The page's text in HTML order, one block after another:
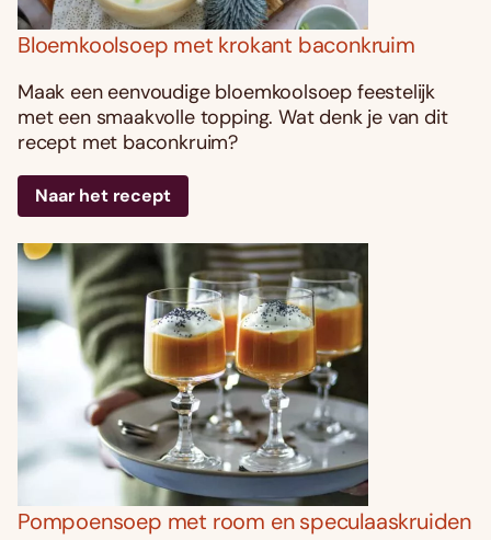
Bloemkoolsoep met krokant baconkruim
Maak een eenvoudige bloemkoolsoep feestelijk
met een smaakvolle topping. Wat denk je van dit
recept met baconkruim?
Naar het recept
Pompoensoep met room en speculaaskruiden